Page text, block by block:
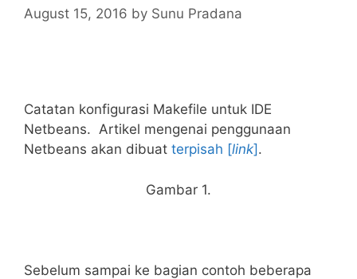
August 15, 2016 by Sunu Pradana
Catatan konfigurasi Makefile untuk IDE
Netbeans. Artikel mengenai penggunaan
Netbeans akan dibuat terpisah [link] .
Gambar 1.
Sebelum sampai ke bagian contoh beberapa